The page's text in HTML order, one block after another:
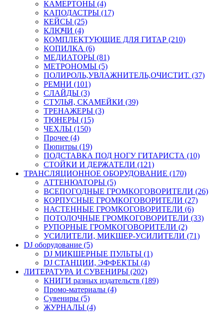
КАМЕРТОНЫ (4)
КАПОДАСТРЫ (17)
КЕЙСЫ (25)
КЛЮЧИ (4)
КОМПЛЕКТУЮЩИЕ ДЛЯ ГИТАР (210)
КОПИЛКА (6)
МЕДИАТОРЫ (81)
МЕТРОНОМЫ (5)
ПОЛИРОЛЬ,УВЛАЖНИТЕЛЬ,ОЧИСТИТ. (37)
РЕМНИ (101)
СЛАЙДЫ (3)
СТУЛЬЯ, СКАМЕЙКИ (39)
ТРЕНАЖЕРЫ (3)
ТЮНЕРЫ (15)
ЧЕХЛЫ (150)
Прочее (4)
Пюпитры (19)
ПОДСТАВКА ПОД НОГУ ГИТАРИСТА (10)
СТОЙКИ И ДЕРЖАТЕЛИ (121)
ТРАНСЛЯЦИОННОЕ ОБОРУДОВАНИЕ (170)
АТТЕНЮАТОРЫ (5)
ВСЕПОГОДНЫЕ ГРОМКОГОВОРИТЕЛИ (26)
КОРПУСНЫЕ ГРОМКОГОВОРИТЕЛИ (27)
НАСТЕННЫЕ ГРОМКОГОВОРИТЕЛИ (6)
ПОТОЛОЧНЫЕ ГРОМКОГОВОРИТЕЛИ (33)
РУПОРНЫЕ ГРОМКОГОВОРИТЕЛИ (2)
УСИЛИТЕЛИ, МИКШЕР-УСИЛИТЕЛИ (71)
DJ оборудование (5)
DJ МИКШЕРНЫЕ ПУЛЬТЫ (1)
DJ СТАНЦИИ, ЭФФЕКТЫ (4)
ЛИТЕРАТУРА И СУВЕНИРЫ (202)
КНИГИ разных издательств (189)
Промо-материалы (4)
Сувениры (5)
ЖУРНАЛЫ (4)